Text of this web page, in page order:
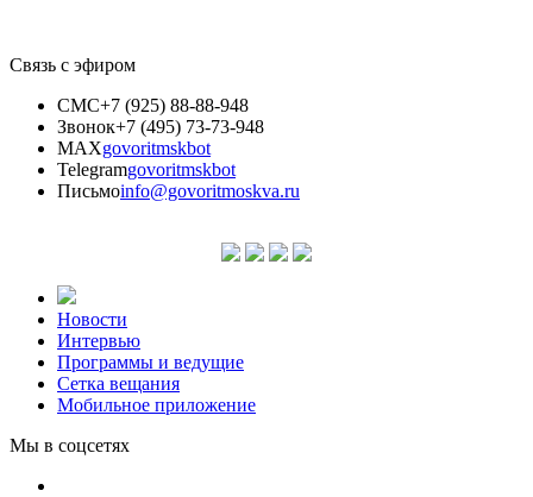
Связь с эфиром
СМС+7 (925) 88-88-948
Звонок+7 (495) 73-73-948
MAXgovoritmskbot
Telegramgovoritmskbot
Письмоinfo@govoritmoskva.ru
Новости
Интервью
Программы и ведущие
Сетка вещания
Мобильное приложение
Мы в соцсетях